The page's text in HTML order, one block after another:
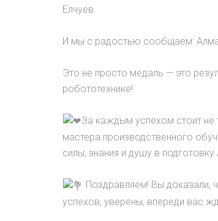
Ёлчуев.
И мы с радостью сообщаем:
Это не просто медаль — это
робототехнике!
За каждым успехом стоит не
мастера производственного
силы, знания и душу в
Поздравляем! Вы доказали,
успехов, уверены, впереди вас